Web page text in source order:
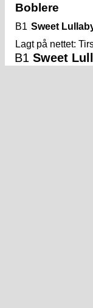
Boblere
B1 Sweet
Lagt på nettet:
B1 Sweet